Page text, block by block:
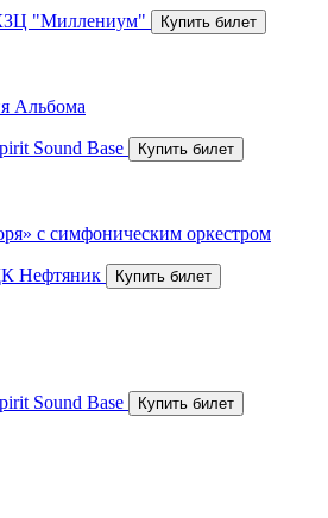
"Миллениум"
Альбома
Sound Base
с симфоническим оркестром
Нефтяник
Sound Base